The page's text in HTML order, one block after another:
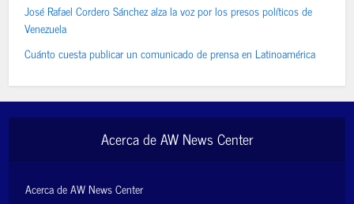
José Rafael Cordero Sánchez alza la voz por los presos políticos de
Venezuela
Cuánto cuesta publicar un comunicado de prensa en Latinoamérica
Acerca de AW News Center
Acerca de AW News Center